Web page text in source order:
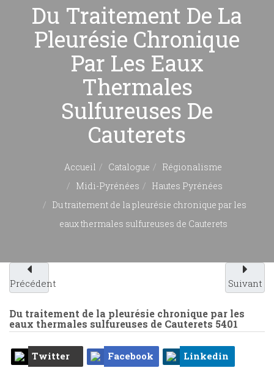
Du Traitement De La
Pleurésie Chronique
Par Les Eaux
Thermales
Sulfureuses De
Cauterets
Accueil Catalogue
Régionalisme
Midi-Pyrénées
Hautes Pyrénées
Du traitement de la pleurésie chronique par les
eaux thermales sulfureuses de Cauterets
Précédent Suivant
Du traitement de la pleurésie chronique par les
eaux thermales sulfureuses de Cauterets 5401
Twitter Facebook Linkedin